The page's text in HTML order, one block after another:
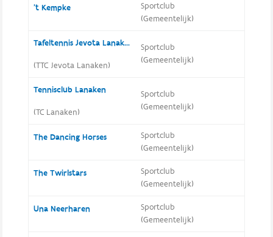
't Kempke
Sportclub
(Gemeentelijk)
Tafeltennis Jevota Lanaken
(TTC Jevota Lanaken)
Sportclub
(Gemeentelijk)
Tennisclub Lanaken
(TC Lanaken)
Sportclub
(Gemeentelijk)
The Dancing Horses
Sportclub
(Gemeentelijk)
The Twirlstars
Sportclub
(Gemeentelijk)
Una Neerharen
Sportclub
(Gemeentelijk)